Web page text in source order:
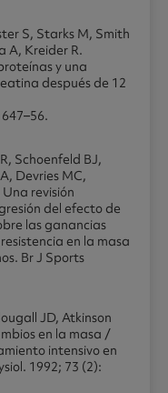
S, Starks M, Smith
A, Kreider R.
y una
después de 12
Schoenfeld BJ,
Devries MC,
revisión
del efecto de
las ganancias
en la masa
Br J Sports
JD, Atkinson
en la masa /
intensivo en
1992; 73 (2):